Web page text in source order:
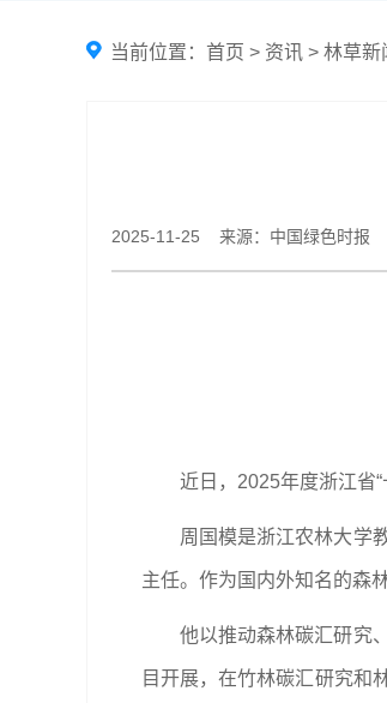
当前位置： 首页 > 资讯 > 林草新
2025-11-25 来源：中国绿色时报
近日，2025年度浙江省
周国模是浙江农林大学
主任。作为国内外知名的森
他以推动森林碳汇研究
目开展，在竹林碳汇研究和